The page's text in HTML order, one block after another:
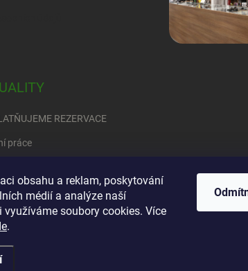
obsahu a reklam, poskytování
médií a analýze naší
využíváme soubory cookies. Více
.
REZERVACE
práce
se rozhodnout….